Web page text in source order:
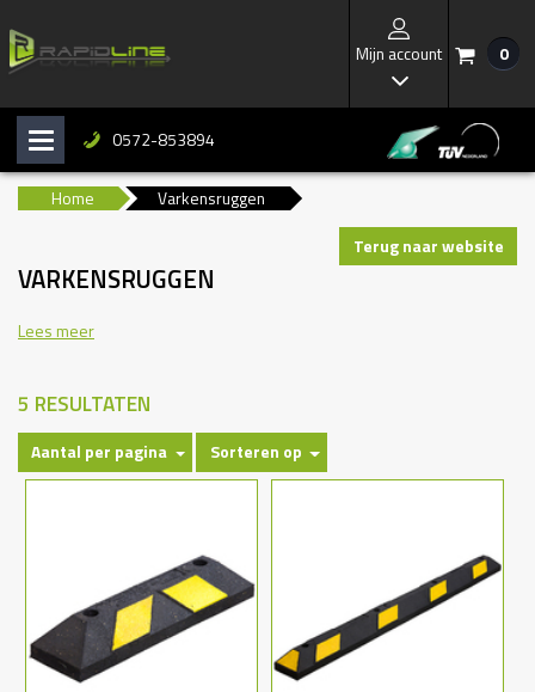
Mijn account
I
/ 0
H b 0572-853894
Home Varkensruggen
Terug naar website
VARKENSRUGGEN
Lees meer
5 RESULTATEN
Aantal per pagina Sorteren op